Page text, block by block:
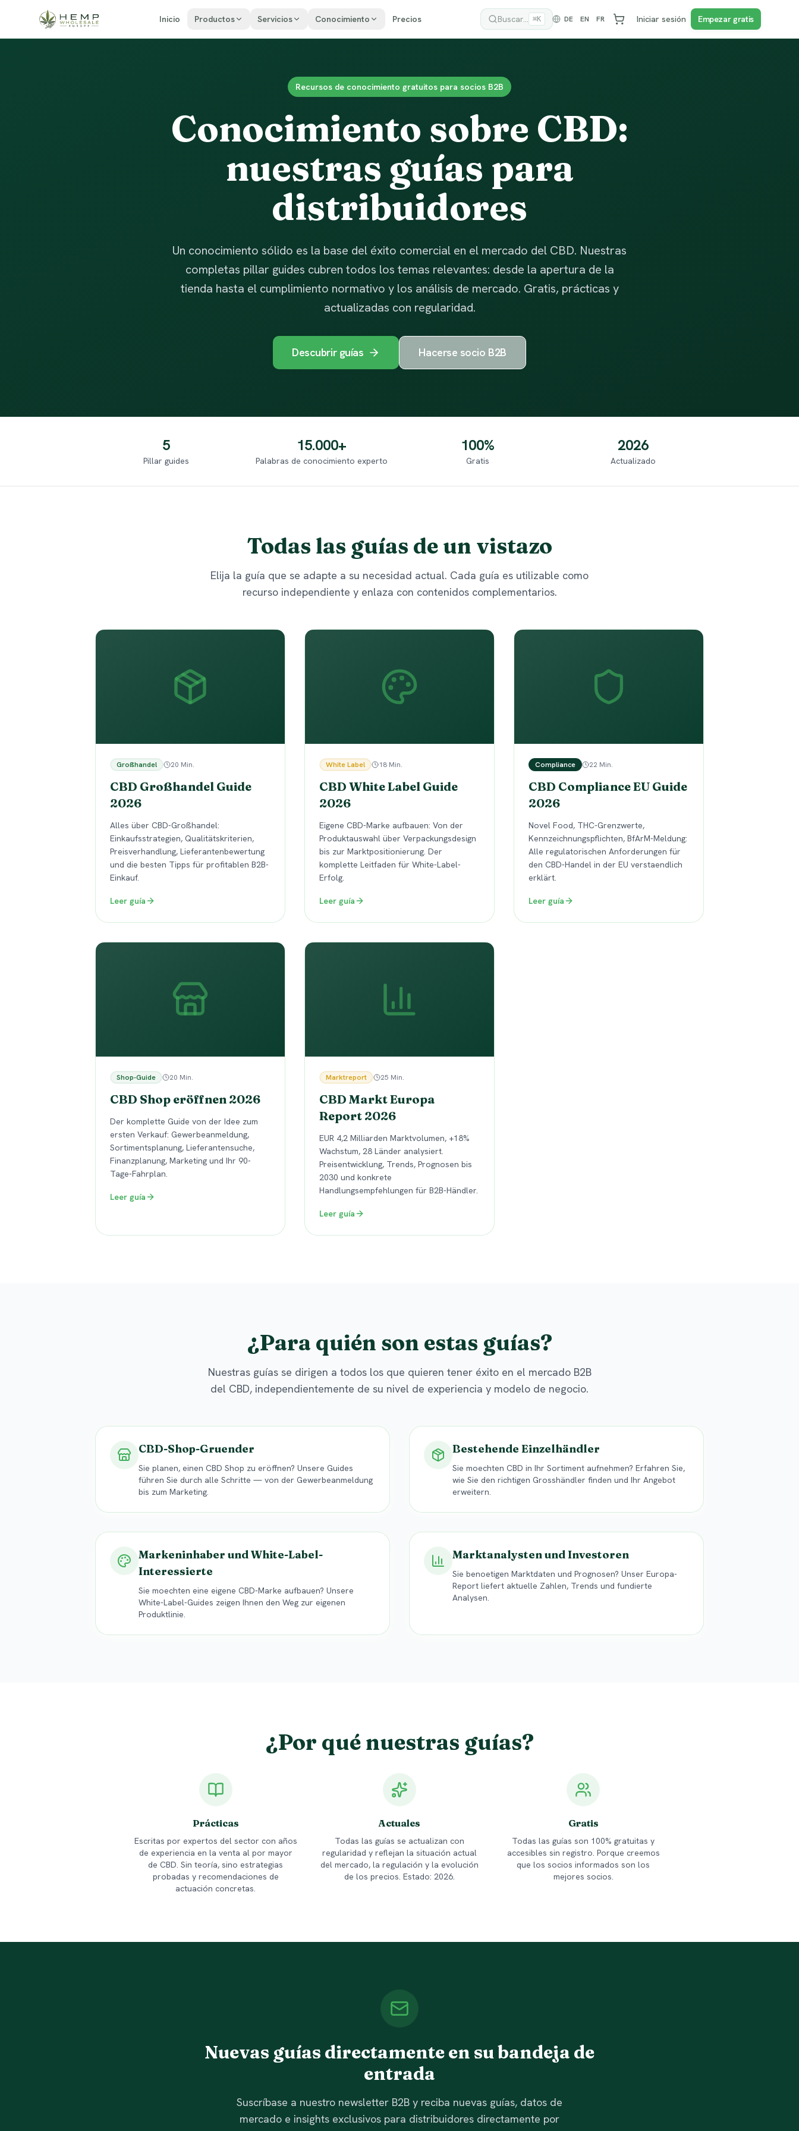
Inicio Productos Servicios Conocimiento Precios Buscar... ⌘K DE EN FR Iniciar sesión Empezar gratis
Recursos de conocimiento gratuitos para socios B2B
Conocimiento sobre CBD:
nuestras guías para
distribuidores
Un conocimiento sólido es la base del éxito comercial en el mercado del CBD. Nuestras
completas pillar guides cubren todos los temas relevantes: desde la apertura de la
tienda hasta el cumplimiento normativo y los análisis de mercado. Gratis, prácticas y
actualizadas con regularidad.
Descubrir guías Hacerse socio B2B
5
Pillar guides
15.000+
Palabras de conocimiento experto
100%
Gratis
2026
Actualizado
Todas las guías de un vistazo
Elija la guía que se adapte a su necesidad actual. Cada guía es utilizable como
recurso independiente y enlaza con contenidos complementarios.
Großhandel 20 Min.
CBD Großhandel Guide
2026
Alles über CBD-Großhandel:
Einkaufsstrategien, Qualitätskriterien,
Preisverhandlung, Lieferantenbewertung
und die besten Tipps für profitablen B2B-
Einkauf.
Leer guía
White Label 18 Min.
CBD White Label Guide
2026
Eigene CBD-Marke aufbauen: Von der
Produktauswahl über Verpackungsdesign
bis zur Marktpositionierung. Der
komplette Leitfaden für White-Label-
Erfolg.
Leer guía
Compliance 22 Min.
CBD Compliance EU Guide
2026
Novel Food, THC-Grenzwerte,
Kennzeichnungspflichten, BfArM-Meldung:
Alle regulatorischen Anforderungen für
den CBD-Handel in der EU verstaendlich
erklärt.
Leer guía
Shop-Guide 20 Min.
CBD Shop eröffnen 2026
Der komplette Guide von der Idee zum
ersten Verkauf: Gewerbeanmeldung,
Sortimentsplanung, Lieferantensuche,
Finanzplanung, Marketing und Ihr 90-
Tage-Fahrplan.
Leer guía
Marktreport 25 Min.
CBD Markt Europa
Report 2026
EUR 4,2 Milliarden Marktvolumen, +18%
Wachstum, 28 Länder analysiert.
Preisentwicklung, Trends, Prognosen bis
2030 und konkrete
Handlungsempfehlungen für B2B-Händler.
Leer guía
¿Para quién son estas guías?
Nuestras guías se dirigen a todos los que quieren tener éxito en el mercado B2B
del CBD, independientemente de su nivel de experiencia y modelo de negocio.
CBD-Shop-Gruender
Sie planen, einen CBD Shop zu eröffnen? Unsere Guides
führen Sie durch alle Schritte — von der Gewerbeanmeldung
bis zum Marketing.
Bestehende Einzelhändler
Sie moechten CBD in Ihr Sortiment aufnehmen? Erfahren Sie,
wie Sie den richtigen Grosshändler finden und Ihr Angebot
erweitern.
Markeninhaber und White-Label-
Interessierte
Sie moechten eine eigene CBD-Marke aufbauen? Unsere
White-Label-Guides zeigen Ihnen den Weg zur eigenen
Produktlinie.
Marktanalysten und Investoren
Sie benoetigen Marktdaten und Prognosen? Unser Europa-
Report liefert aktuelle Zahlen, Trends und fundierte
Analysen.
¿Por qué nuestras guías?
Prácticas
Escritas por expertos del sector con años
de experiencia en la venta al por mayor
de CBD. Sin teoría, sino estrategias
probadas y recomendaciones de
actuación concretas.
Actuales
Todas las guías se actualizan con
regularidad y reflejan la situación actual
del mercado, la regulación y la evolución
de los precios. Estado: 2026.
Gratis
Todas las guías son 100% gratuitas y
accesibles sin registro. Porque creemos
que los socios informados son los
mejores socios.
Nuevas guías directamente en su bandeja de
entrada
Suscríbase a nuestro newsletter B2B y reciba nuevas guías, datos de
mercado e insights exclusivos para distribuidores directamente por